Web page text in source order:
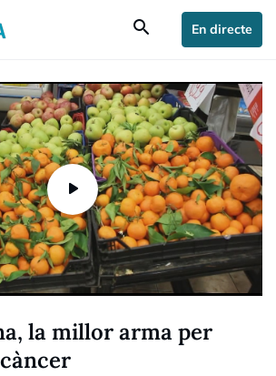
search En directe
la millor arma per